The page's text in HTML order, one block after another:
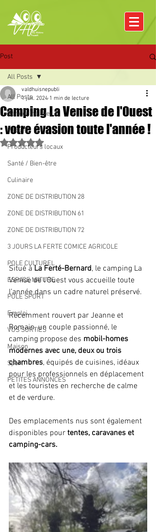
Post
All Posts
Rencontre avec
Pâques
Producteurs locaux
Santé / Bien-être
Culinaire
ZONE DE DISTRIBUTION 28
ZONE DE DISTRIBUTION 61
ZONE DE DISTRIBUTION 72
3 JOURS LA FERTE COMICE AGRICOLE
POLE CULTUREL
ESPACE NATURE
POLE SPORT
Emploi
VOS SORTIES
Maison
Sport
PETITES ANNONCES
All Posts
Camping La Venise de l'Ouest
: votre évasion toute l'année !
valdhuisnepubli
1 juil. 2024 1 min de lecture
Noté NaN étoiles sur 5.
Situé à La Ferté-Bernard, le camping La
Venise de l’Ouest vous accueille toute
l’année dans un cadre naturel préservé.
Récemment rouvert par Jeanne et
Romain, un couple passionné, le
camping propose des mobil-homes
modernes avec une, deux ou trois
chambres, équipés de cuisines, idéaux
pour les professionnels en déplacement
et les touristes en recherche de calme
et de verdure.
Des emplacements nus sont également
disponibles pour tentes, caravanes et
camping-cars.